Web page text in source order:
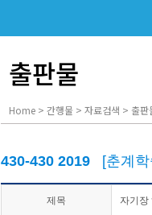
출판물
Home > 간행물 > 자료검색 > 출판
430-430 2019 [춘계
제목 자기장